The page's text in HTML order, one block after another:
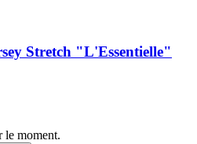
Stretch "L'Essentielle"
le moment.